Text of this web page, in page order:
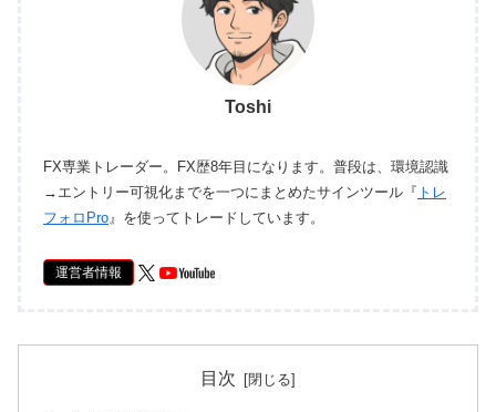
Toshi
FX専業トレーダー。FX歴8年目になります。普段は、環境認識
→エントリー可視化までを一つにまとめたサインツール『 トレ
フォロPro』を使ってトレードしています。
運営者情報
目次